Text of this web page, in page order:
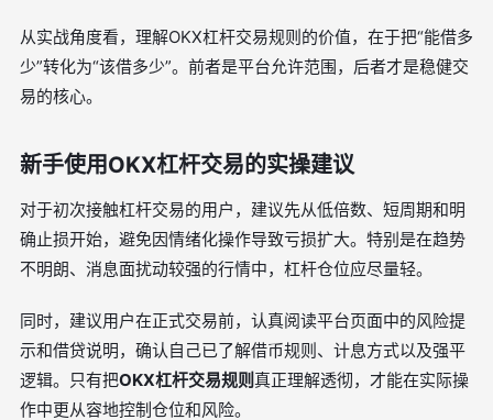
从实战角度看，理解OKX杠杆交易规则的价值，在于把“能借多
少”转化为“该借多少”。前者是平台允许范围，后者才是稳健交
易的核心。
新手使用OKX杠杆交易的实操建议
对于初次接触杠杆交易的用户，建议先从低倍数、短周期和明
确止损开始，避免因情绪化操作导致亏损扩大。特别是在趋势
不明朗、消息面扰动较强的行情中，杠杆仓位应尽量轻。
同时，建议用户在正式交易前，认真阅读平台页面中的风险提
示和借贷说明，确认自己已了解借币规则、计息方式以及强平
逻辑。只有把OKX杠杆交易规则真正理解透彻，才能在实际操
作中更从容地控制仓位和风险。